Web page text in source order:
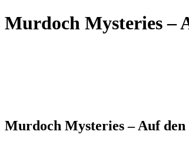
Murdoch Mysteries –
Murdoch Mysteries – Auf